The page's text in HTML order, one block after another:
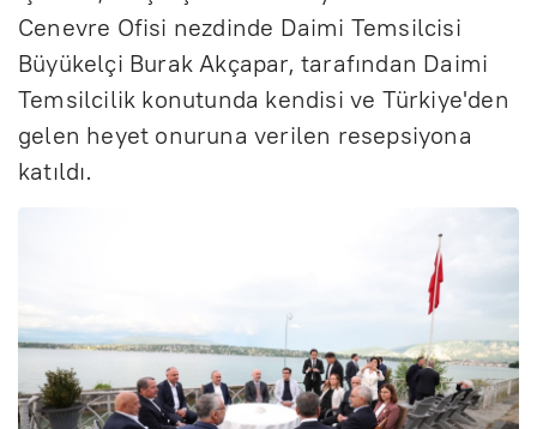
Cenevre Ofisi nezdinde Daimi Temsilcisi
Büyükelçi Burak Akçapar, tarafından Daimi
Temsilcilik konutunda kendisi ve Türkiye'den
gelen heyet onuruna verilen resepsiyona
katıldı.